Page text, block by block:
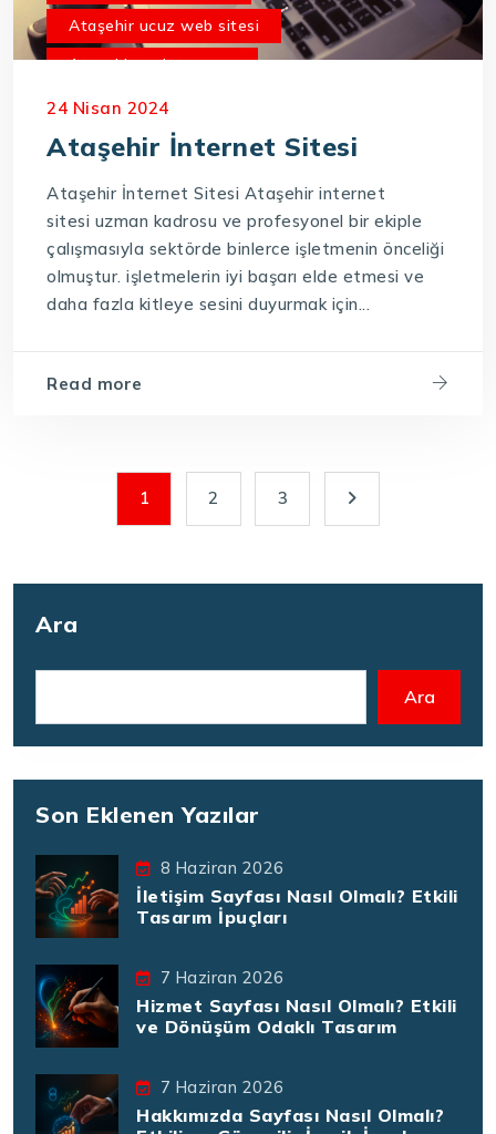
Ataşehir ucuz web sitesi
Ataşehir web tasarım
Ataşehir yazılım firmaları
24 Nisan 2024
Ataşehir İnternet Sitesi
Ataşehir İnternet Sitesi Ataşehir internet
sitesi uzman kadrosu ve profesyonel bir ekiple
çalışmasıyla sektörde binlerce işletmenin önceliği
olmuştur. işletmelerin iyi başarı elde etmesi ve
daha fazla kitleye sesini duyurmak için...
Read more
1 2 3
Ara
Ara
Son Eklenen Yazılar
8 Haziran 2026
İletişim Sayfası Nasıl Olmalı? Etkili
Tasarım İpuçları
7 Haziran 2026
Hizmet Sayfası Nasıl Olmalı? Etkili
ve Dönüşüm Odaklı Tasarım
7 Haziran 2026
Hakkımızda Sayfası Nasıl Olmalı?